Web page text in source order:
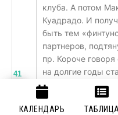
клуба. А потом
Куадрадо. И
быть тем
партнеров,
пр. Короче говоря
на долгие годы
Поверьте не всем
Интер,
каждом
41
КАЛЕНДАРЬ ТАБЛИЦА